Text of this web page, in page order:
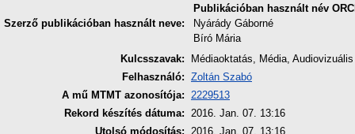
Szerző publikációban használt neve:
Publikációban használt név
Nyárády Gáborné
Bíró Mária
Kulcsszavak:
Médiaoktatás, Média,
Felhasználó: Zoltán Szabó
A mű MTMT azonosítója: 2229513
Rekord készítés dátuma: 2016. Jan. 07. 13:16
Utolsó módosítás: 2016. Jan. 07. 13:16